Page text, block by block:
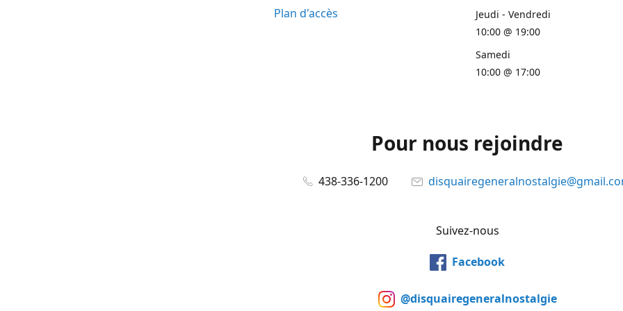
Plan d'accès
Jeudi - Vendredi
10:00 @ 19:00
Samedi
10:00 @ 17:00
Pour nous rejoindre
438-336-1200
Suivez-nous
Facebook
@disquairegeneralnostalgie